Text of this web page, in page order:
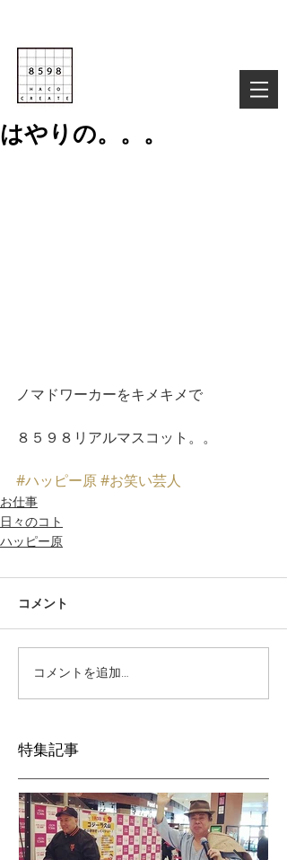
はやりの。。。
ノマドワーカーをキメキメで
８５９８リアルマスコット。。
#ハッピー原#お笑い芸人
お仕事
日々のコト
ハッピー原
コメント
コメントを追加…
特集記事